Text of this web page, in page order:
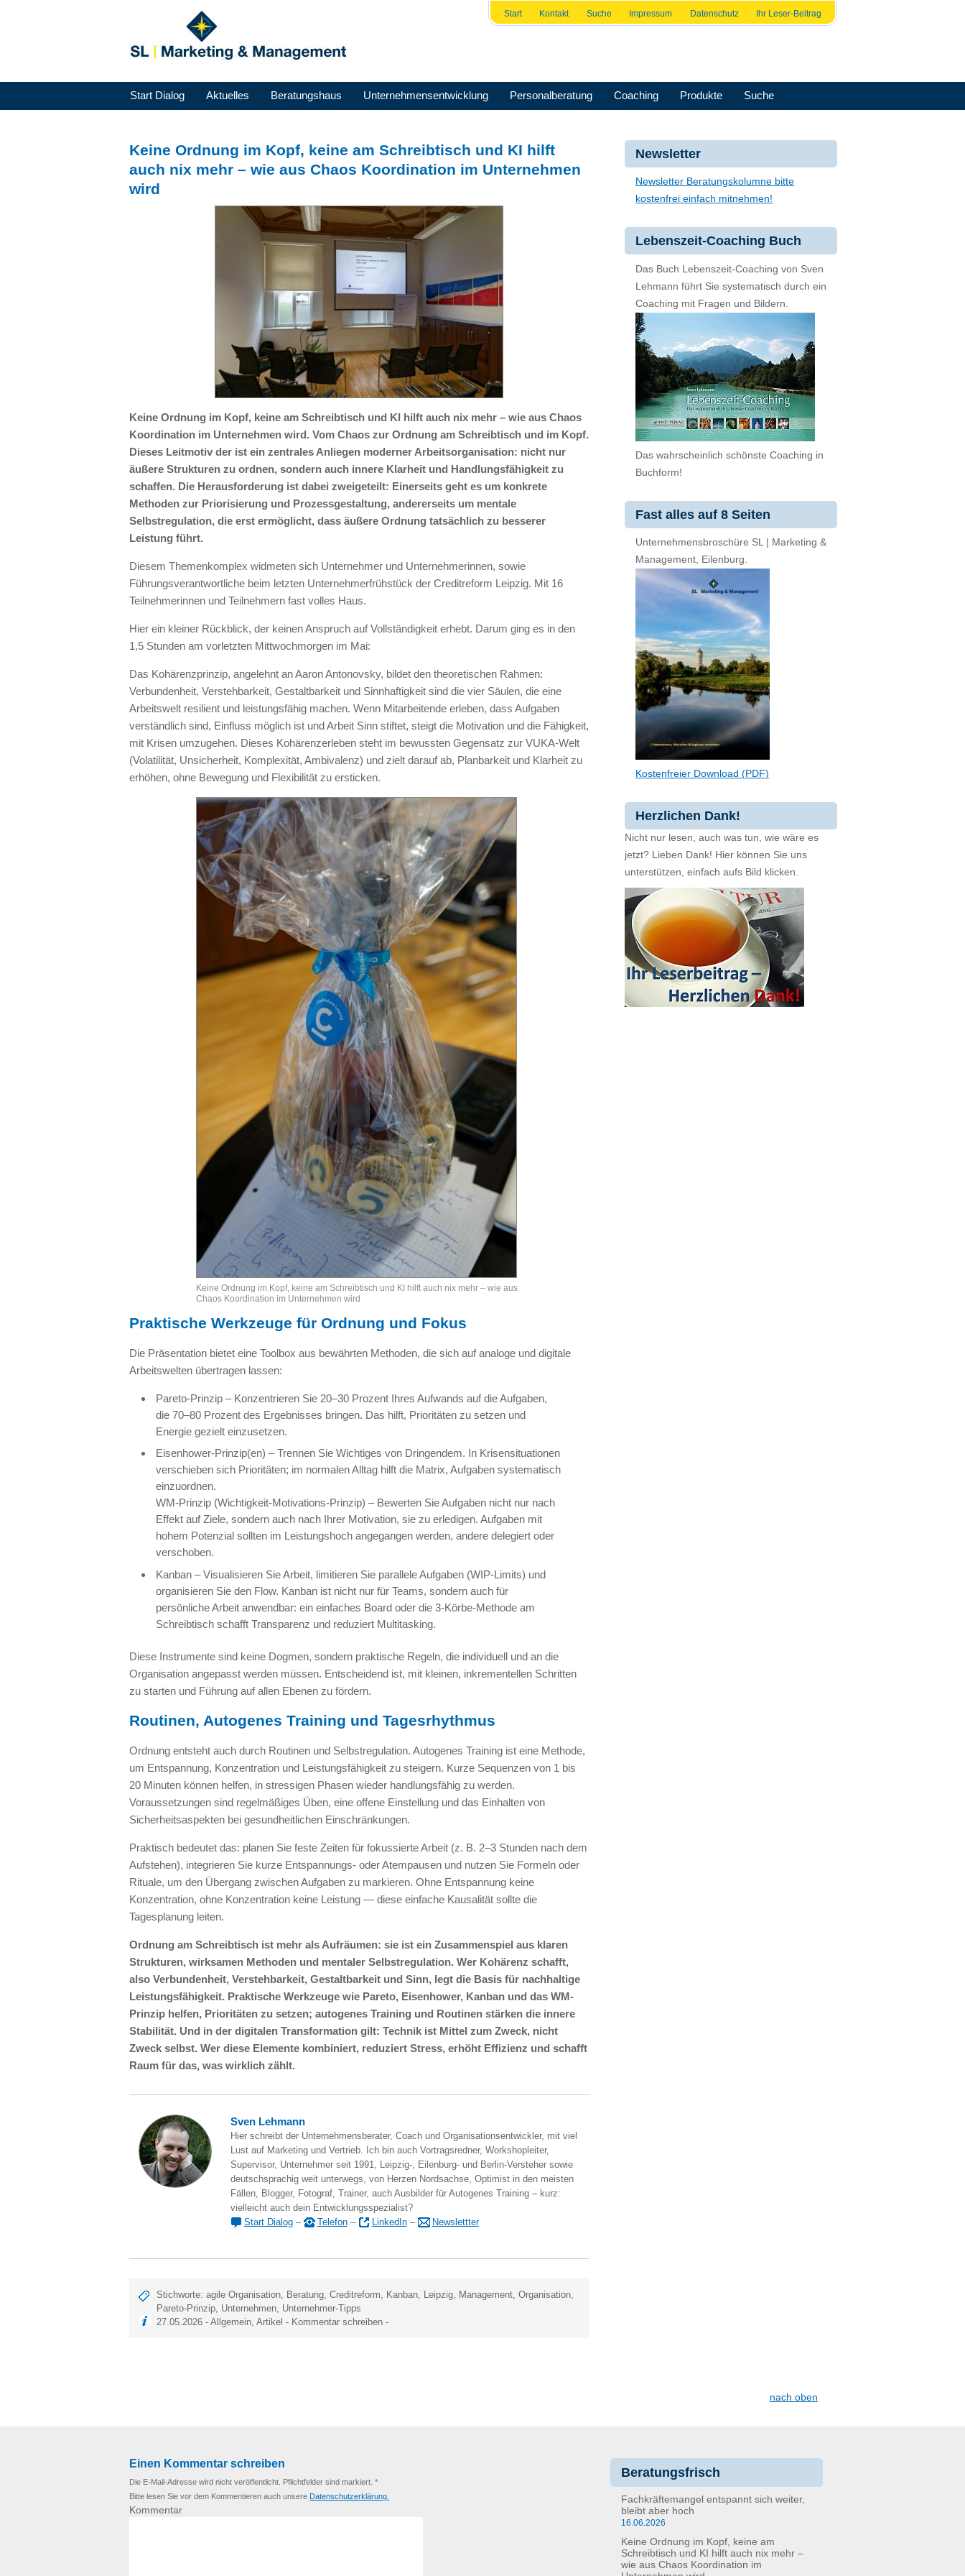
Start Kontakt Suche Impressum Datenschutz Ihr Leser-Beitrag
Start Dialog Aktuelles Beratungshaus Unternehmensentwicklung Personalberatung Coaching Produkte Suche
Keine Ordnung im Kopf, keine am Schreibtisch und KI hilft
auch nix mehr – wie aus Chaos Koordination im Unternehmen
wird
Keine Ordnung im Kopf, keine am Schreibtisch und KI hilft auch nix mehr – wie aus Chaos
Koordination im Unternehmen wird. Vom Chaos zur Ordnung am Schreibtisch und im Kopf.
Dieses Leitmotiv der ist ein zentrales Anliegen moderner Arbeitsorganisation: nicht nur
äußere Strukturen zu ordnen, sondern auch innere Klarheit und Handlungsfähigkeit zu
schaffen. Die Herausforderung ist dabei zweigeteilt: Einerseits geht es um konkrete
Methoden zur Priorisierung und Prozessgestaltung, andererseits um mentale
Selbstregulation, die erst ermöglicht, dass äußere Ordnung tatsächlich zu besserer
Leistung führt.
Diesem Themenkomplex widmeten sich Unternehmer und Unternehmerinnen, sowie
Führungsverantwortliche beim letzten Unternehmerfrühstück der Creditreform Leipzig. Mit 16
Teilnehmerinnen und Teilnehmern fast volles Haus.
Hier ein kleiner Rückblick, der keinen Anspruch auf Vollständigkeit erhebt. Darum ging es in den
1,5 Stunden am vorletzten Mittwochmorgen im Mai:
Das Kohärenzprinzip, angelehnt an Aaron Antonovsky, bildet den theoretischen Rahmen:
Verbundenheit, Verstehbarkeit, Gestaltbarkeit und Sinnhaftigkeit sind die vier Säulen, die eine
Arbeitswelt resilient und leistungsfähig machen. Wenn Mitarbeitende erleben, dass Aufgaben
verständlich sind, Einfluss möglich ist und Arbeit Sinn stiftet, steigt die Motivation und die Fähigkeit,
mit Krisen umzugehen. Dieses Kohärenzerleben steht im bewussten Gegensatz zur VUKA-Welt
(Volatilität, Unsicherheit, Komplexität, Ambivalenz) und zielt darauf ab, Planbarkeit und Klarheit zu
erhöhen, ohne Bewegung und Flexibilität zu ersticken.
Keine Ordnung im Kopf, keine am Schreibtisch und KI hilft auch nix mehr – wie aus
Chaos Koordination im Unternehmen wird
Praktische Werkzeuge für Ordnung und Fokus
Die Präsentation bietet eine Toolbox aus bewährten Methoden, die sich auf analoge und digitale
Arbeitswelten übertragen lassen:
Pareto-Prinzip – Konzentrieren Sie 20–30 Prozent Ihres Aufwands auf die Aufgaben,
die 70–80 Prozent des Ergebnisses bringen. Das hilft, Prioritäten zu setzen und
Energie gezielt einzusetzen.
Eisenhower-Prinzip(en) – Trennen Sie Wichtiges von Dringendem. In Krisensituationen
verschieben sich Prioritäten; im normalen Alltag hilft die Matrix, Aufgaben systematisch
einzuordnen.
WM-Prinzip (Wichtigkeit-Motivations-Prinzip) – Bewerten Sie Aufgaben nicht nur nach
Effekt auf Ziele, sondern auch nach Ihrer Motivation, sie zu erledigen. Aufgaben mit
hohem Potenzial sollten im Leistungshoch angegangen werden, andere delegiert oder
verschoben.
Kanban – Visualisieren Sie Arbeit, limitieren Sie parallele Aufgaben (WIP-Limits) und
organisieren Sie den Flow. Kanban ist nicht nur für Teams, sondern auch für
persönliche Arbeit anwendbar: ein einfaches Board oder die 3-Körbe-Methode am
Schreibtisch schafft Transparenz und reduziert Multitasking.
Diese Instrumente sind keine Dogmen, sondern praktische Regeln, die individuell und an die
Organisation angepasst werden müssen. Entscheidend ist, mit kleinen, inkrementellen Schritten
zu starten und Führung auf allen Ebenen zu fördern.
Routinen, Autogenes Training und Tagesrhythmus
Ordnung entsteht auch durch Routinen und Selbstregulation. Autogenes Training ist eine Methode,
um Entspannung, Konzentration und Leistungsfähigkeit zu steigern. Kurze Sequenzen von 1 bis
20 Minuten können helfen, in stressigen Phasen wieder handlungsfähig zu werden.
Voraussetzungen sind regelmäßiges Üben, eine offene Einstellung und das Einhalten von
Sicherheitsaspekten bei gesundheitlichen Einschränkungen.
Praktisch bedeutet das: planen Sie feste Zeiten für fokussierte Arbeit (z. B. 2–3 Stunden nach dem
Aufstehen), integrieren Sie kurze Entspannungs- oder Atempausen und nutzen Sie Formeln oder
Rituale, um den Übergang zwischen Aufgaben zu markieren. Ohne Entspannung keine
Konzentration, ohne Konzentration keine Leistung — diese einfache Kausalität sollte die
Tagesplanung leiten.
Ordnung am Schreibtisch ist mehr als Aufräumen: sie ist ein Zusammenspiel aus klaren
Strukturen, wirksamen Methoden und mentaler Selbstregulation. Wer Kohärenz schafft,
also Verbundenheit, Verstehbarkeit, Gestaltbarkeit und Sinn, legt die Basis für nachhaltige
Leistungsfähigkeit. Praktische Werkzeuge wie Pareto, Eisenhower, Kanban und das WM-
Prinzip helfen, Prioritäten zu setzen; autogenes Training und Routinen stärken die innere
Stabilität. Und in der digitalen Transformation gilt: Technik ist Mittel zum Zweck, nicht
Zweck selbst. Wer diese Elemente kombiniert, reduziert Stress, erhöht Effizienz und schafft
Raum für das, was wirklich zählt.
Sven Lehmann
Hier schreibt der Unternehmensberater, Coach und Organisationsentwickler, mit viel
Lust auf Marketing und Vertrieb. Ich bin auch Vortragsredner, Workshopleiter,
Supervisor, Unternehmer seit 1991, Leipzig-, Eilenburg- und Berlin-Versteher sowie
deutschsprachig weit unterwegs, von Herzen Nordsachse, Optimist in den meisten
Fällen, Blogger, Fotograf, Trainer, auch Ausbilder für Autogenes Training – kurz:
vielleicht auch dein Entwicklungsspezialist?
Start Dialog– Telefon– LinkedIn– Newslettter
Stichworte:agile Organisation, Beratung,Creditreform, Kanban, Leipzig, Management,Organisation,
Pareto-Prinzip, Unternehmen, Unternehmer-Tipps
27.05.2026 -Allgemein,Artikel - Kommentar schreiben -
Newsletter
Newsletter Beratungskolumne bitte
kostenfrei einfach mitnehmen!
Lebenszeit-Coaching Buch
Das Buch Lebenszeit-Coaching von Sven
Lehmann führt Sie systematisch durch ein
Coaching mit Fragen und Bildern.
Das wahrscheinlich schönste Coaching in
Buchform!
Fast alles auf 8 Seiten
Unternehmensbroschüre SL | Marketing &
Management, Eilenburg.
Kostenfreier Download (PDF)
Herzlichen Dank!
Nicht nur lesen, auch was tun, wie wäre es
jetzt? Lieben Dank! Hier können Sie uns
unterstützen, einfach aufs Bild klicken.
nach oben
Beratungsfrisch
Fachkräftemangel entspannt sich weiter,
bleibt aber hoch
16.06.2026
Keine Ordnung im Kopf, keine am
Schreibtisch und KI hilft auch nix mehr –
wie aus Chaos Koordination im
Einen Kommentar schreiben
Die E-Mail-Adresse wird nicht veröffentlicht. Pflichtfelder sind markiert. *
Bitte lesen Sie vor dem Kommentieren auch unsere Datenschutzerklärung.
Kommentar